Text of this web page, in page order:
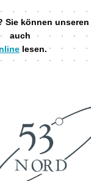
Sie können unseren
auch
lesen.